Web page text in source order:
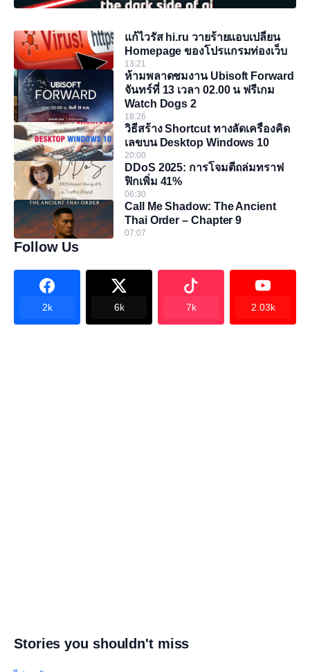
แก้ไวรัส hi.ru วายร้ายแอบเปลี่ยน
Homepage ของโปรแกรมท่องเว็บ
13:21
ห้ามพลาดชมงาน Ubisoft Forward
จันทร์ที่ 13 เวลา 02.00 น ฟรีเกม
Watch Dogs 2
18:26
วิธีสร้าง Shortcut ทางลัดเครื่องคิด
เลขบน Desktop Windows 10
20:00
DDoS 2025: การโจมตีถล่มทราฟ
ฟิกเพิ่ม 41%
06:30
Call Me Shadow: The Ancient
Thai Order – Chapter 9
07:07
Follow Us
2k 6k 7k 2.03k
Stories you shouldn't miss